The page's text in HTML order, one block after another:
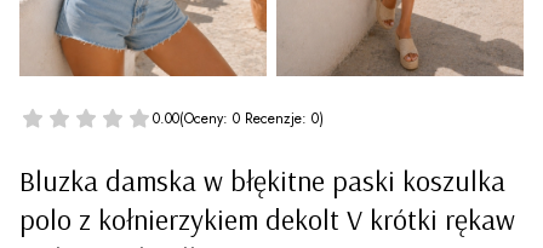
0.00(Oceny: 0 Recenzje: 0)
Bluzka damska w błękitne paski koszulka
polo z kołnierzykiem dekolt V krótki rękaw